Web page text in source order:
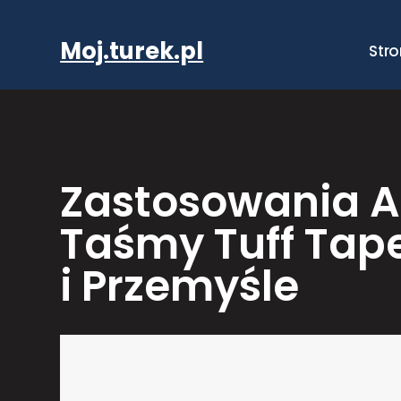
Moj.turek.pl
Zastosowania
Taśmy Tuff
i Przemyśle